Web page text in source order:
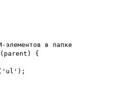
элементов в папке
{
'ul' );